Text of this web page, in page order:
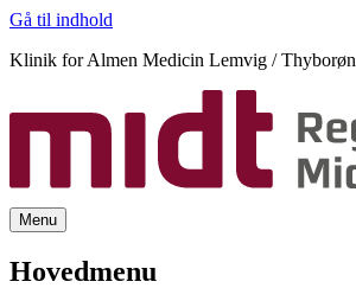
Gå til indhold
Klinik for Almen Medicin Lemvig / Thyborøn
Menu
Hovedmenu